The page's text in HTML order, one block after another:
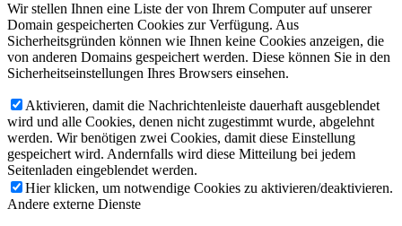
Wir stellen Ihnen eine Liste der von Ihrem Computer auf unserer
Domain gespeicherten Cookies zur Verfügung. Aus
Sicherheitsgründen können wie Ihnen keine Cookies anzeigen, die
von anderen Domains gespeichert werden. Diese können Sie in den
Sicherheitseinstellungen Ihres Browsers einsehen.
Aktivieren, damit die Nachrichtenleiste dauerhaft ausgeblendet
wird und alle Cookies, denen nicht zugestimmt wurde, abgelehnt
werden. Wir benötigen zwei Cookies, damit diese Einstellung
gespeichert wird. Andernfalls wird diese Mitteilung bei jedem
Seitenladen eingeblendet werden.
Hier klicken, um notwendige Cookies zu aktivieren/deaktivieren.
Andere externe Dienste